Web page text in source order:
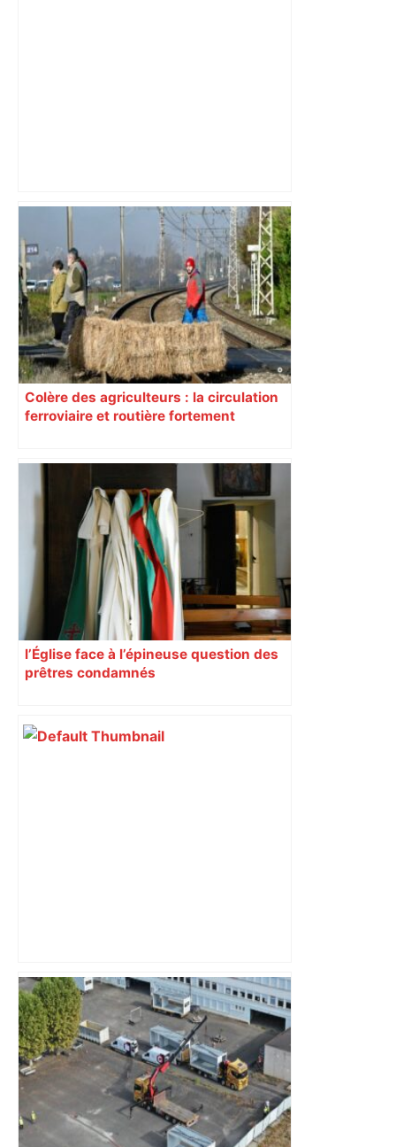
Près de Toulouse : dans cette zone
économique, un axe majeur va être
fermé en fin de soirée, voici les
déviations – Actu.fr
Colère des agriculteurs : la circulation
ferroviaire et routière fortement
l’Église face à l’épineuse question des
prêtres condamnés
Bilan du marché du logement neuf :
une lueur d'espoir pour l'immobilier à
Toulouse ? – Actu.fr